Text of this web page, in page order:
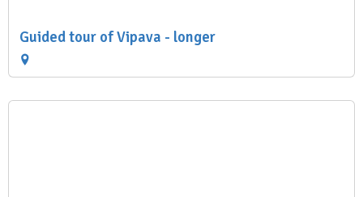
Guided tour of Vipava - longer